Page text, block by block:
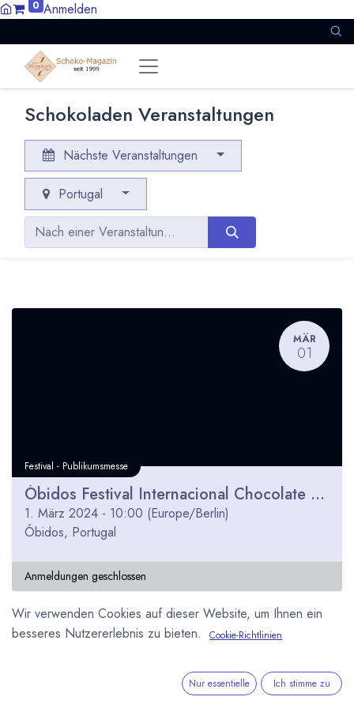
0 Anmelden
Schokoladen Veranstaltungen
Nächste Veranstaltungen
Portugal
MÄR
01
Festival - Publikumsmesse
Óbidos Festival Internacional Chocolate 2024
1. März 2024 - 10:00 (Europe/Berlin)
Óbidos, Portugal
Anmeldungen geschlossen
Wir verwenden Cookies auf dieser Website, um Ihnen ein
besseres Nutzererlebnis zu bieten.
Cookie-Richtlinien
Nur essentielle Ich stimme zu